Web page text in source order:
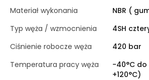
Materiał wykonania
NBR (
Typ węża / wzmocnienia
4SH
Ciśnienie robocze węża
420 bar
Temperatura pracy węża
-40°C do
+120°C)